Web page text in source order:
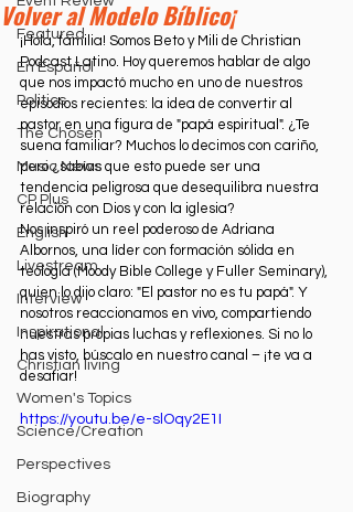
Featured
En Español
Politics
The Chosen
Music News
CP Plus
English
Livestream
Interview
Inspirational
Christian living
Women's Topics
Science/Creation
Perspectives
Biography
Volver al Modelo Bíblico¡
¡Hola, familia! Somos Beto y Mili de Christian
Podcast Latino. Hoy queremos hablar de algo
que nos impactó mucho en uno de nuestros
episodios recientes: la idea de convertir al
pastor en una figura de "papá espiritual". ¿Te
suena familiar? Muchos lo decimos con cariño,
pero ¿sabías que esto puede ser una
tendencia peligrosa que desequilibra nuestra
relación con Dios y con la iglesia?
Nos inspiró un reel poderoso de Adriana
Albornos, una líder con formación sólida en
teología (Moody Bible College y Fuller Seminary),
quien lo dijo claro: "El pastor no es tu papá". Y
nosotros reaccionamos en vivo, compartiendo
nuestras propias luchas y reflexiones. Si no lo
has visto, búscalo en nuestro canal – ¡te va a
desafiar!
https://youtu.be/e-slOqy2E1I